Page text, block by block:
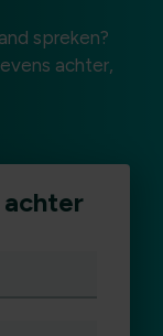
spreken?
achter,
achter